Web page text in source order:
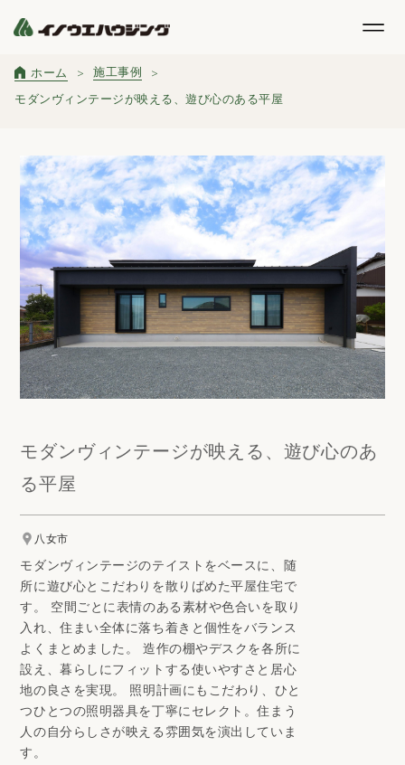
ホーム
施工事例
モダンヴィンテージが映える、遊び心のある平屋
モダンヴィンテージが映える、遊び心のあ
る平屋
八女市
モダンヴィンテージのテイストをベースに、随
所に遊び心とこだわりを散りばめた平屋住宅で
す。 空間ごとに表情のある素材や色合いを取り
入れ、住まい全体に落ち着きと個性をバランス
よくまとめました。 造作の棚やデスクを各所に
設え、暮らしにフィットする使いやすさと居心
地の良さを実現。 照明計画にもこだわり、ひと
つひとつの照明器具を丁寧にセレクト。住まう
人の自分らしさが映える雰囲気を演出していま
す。